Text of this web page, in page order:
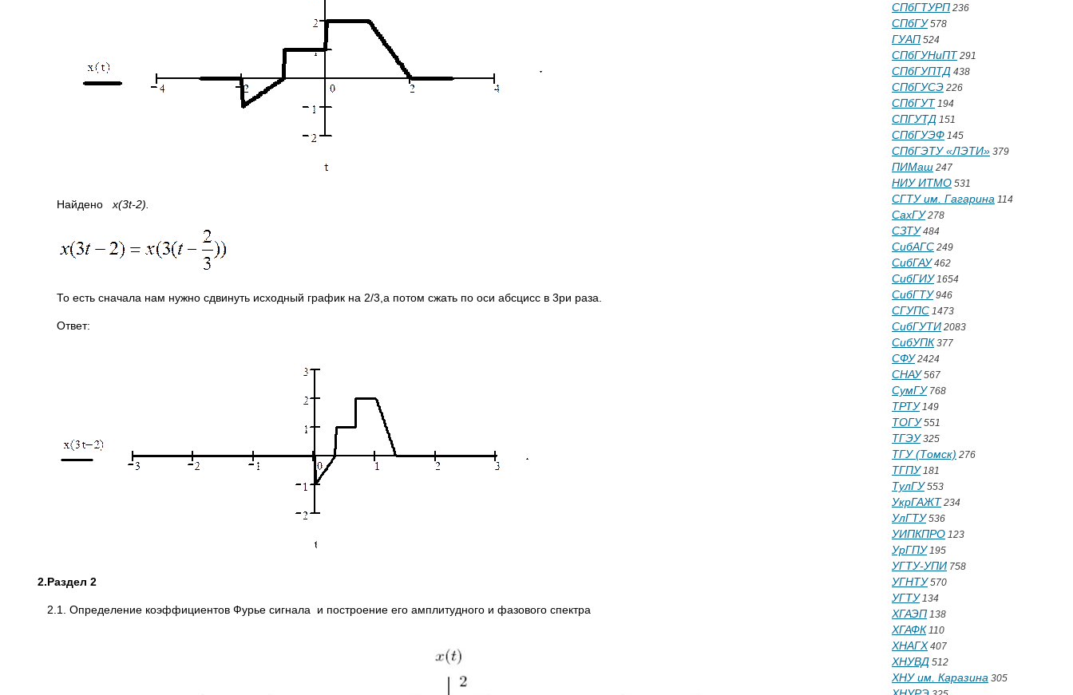
Найдено x(3t-2).
То есть сначала нам нужно сдвинуть исходный график на 2/3,а потом сжать по оси абсцисс в 3ри раза.
Ответ:
2.Раздел 2
2.1. Определение коэффициентов Фурье сигнала и построение его амплитудного и фазового спектра
СПбГТУРП 236
СПбГУ578
ГУАП 524
СПбГУНиПТ 291
СПбГУПТД 438
СПбГУСЭ 226
СПбГУТ 194
СПГУТД 151
СПбГУЭФ 145
СПбГЭТУ «ЛЭТИ» 379
ПИМаш 247
НИУ ИТМО 531
СГТУ им. Гагарина 114
СахГУ278
СЗТУ484
СибАГС 249
СибГАУ462
СибГИУ1654
СибГТУ946
СГУПС 1473
СибГУТИ 2083
СибУПК 377
СФУ2424
СНАУ567
СумГУ768
ТРТУ149
ТОГУ551
ТГЭУ325
ТГУ (Томск) 276
ТГПУ181
ТулГУ553
УкрГАЖТ 234
УлГТУ536
УИПКПРО 123
УрГПУ195
УГТУ-УПИ 758
УГНТУ570
УГТУ134
ХГАЭП 138
ХГАФК 110
ХНАГХ 407
ХНУВД 512
ХНУ им. Каразина 305